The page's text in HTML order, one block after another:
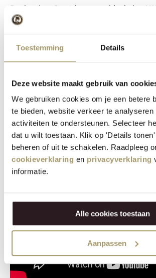
Toestemming Details
Deze website maakt gebruik van
We gebruiken cookies om je een betere
te bieden, website verkeer te analyseren
activiteiten te ondersteunen. Selecteer
dat u wilt toestaan. Klik op 'Details
beheren of uit te schakelen. Raadpleeg
cookieverklaring en privacyverklaring
informatie.
Alle cookies toestaan
Aanpassen
Danke, dass Sie sich angemeldet haben!
darauf, Sie bald begrüßen zu dürfen.
Verbindung setzen, um Ihre Buchung
Haben Sie in der Zwischenzeit Fragen
das Team kontaktieren? Rufen Sie uns
0521 - 785 396.